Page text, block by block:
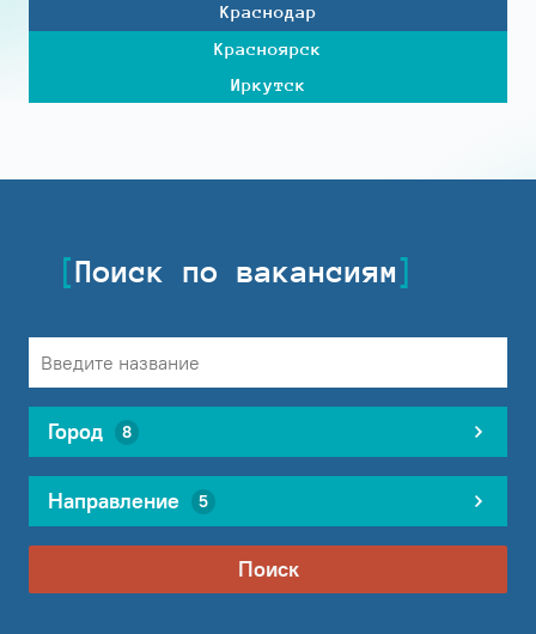
Краснодар
Красноярск
Иркутск
Поиск по вакансиям
Город 8
Направление 5
Поиск